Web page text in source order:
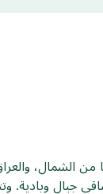
من الشمال،
جبال وبادية.